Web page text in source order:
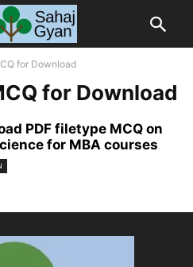
for Download
for Download
PDF filetype MCQ on
for MBA courses